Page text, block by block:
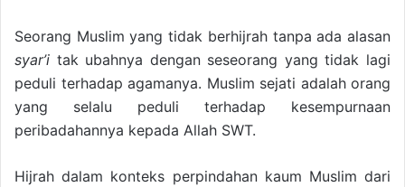
Seorang Muslim yang tidak berhijrah tanpa ada alasan
syar’i tak ubahnya dengan seseorang yang tidak lagi
peduli terhadap agamanya. Muslim sejati adalah orang
yang selalu peduli terhadap kesempurnaan
peribadahannya kepada Allah SWT.
Hijrah dalam konteks perpindahan kaum Muslim dari